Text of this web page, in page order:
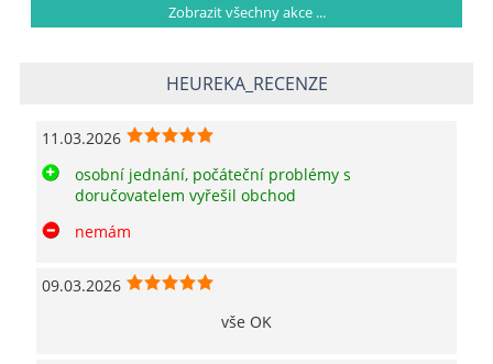
Zobrazit všechny akce ...
HEUREKA_RECENZE
11.03.2026
osobní jednání, počáteční problémy s
doručovatelem vyřešil obchod
nemám
09.03.2026
vše OK